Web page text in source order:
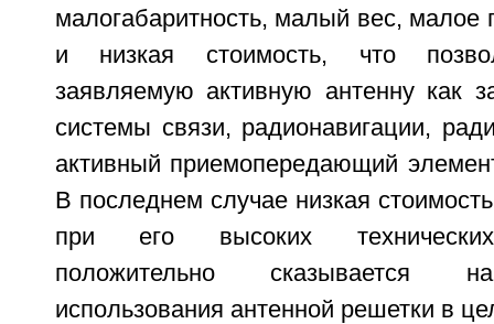
малогабаритность, малый вес, малое
и низкая стоимость, что
заявляемую активную антенну как
системы связи, радионавигации,
активный приемопередающий
В последнем случае низкая
при его высоких технических
положительно сказывается
использования антенной решетки в